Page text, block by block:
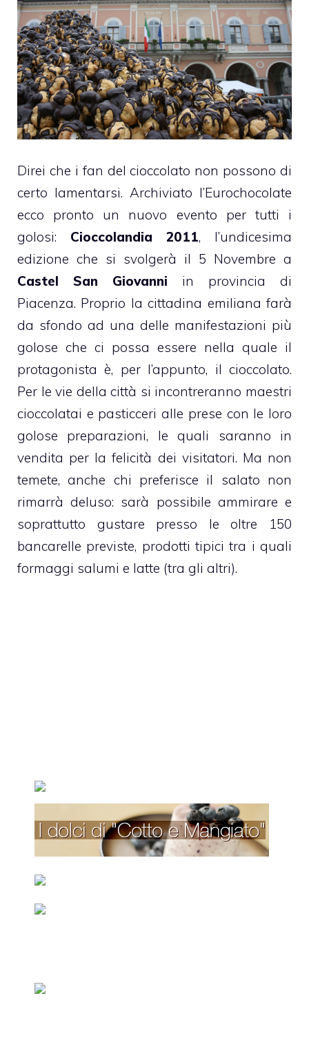
Direi che i fan delcioccolato non possono di
certo lamentarsi. Archiviato l’Eurochocolate
ecco pronto un nuovo evento per tutti i
golosi: Cioccolandia 2011, l’undicesima
edizione che si svolgerà il 5 Novembre a
Castel San Giovanni in provincia di
Piacenza. Proprio la cittadina emiliana farà
da sfondo ad una delle manifestazioni più
golose che ci possa essere nella quale il
protagonista è, per l’appunto, il cioccolato.
Per le vie della città si incontreranno maestri
cioccolatai e pasticceri alle prese con le loro
golose preparazioni, le quali saranno in
vendita per la felicità dei visitatori. Ma non
temete, anche chi preferisce il salato non
rimarrà deluso: sarà possibile ammirare e
soprattutto gustare presso le oltre 150
bancarelle previste, prodotti tipici tra i quali
formaggi salumi e latte (tra gli altri).